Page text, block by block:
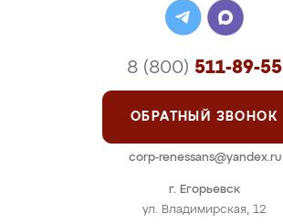
г. Егорьевск
ул. Владимирская, 12
8 (800) 511-89-55
ОБРАТНЫЙ ЗВОНОК
corp-renessans@yandex.ru